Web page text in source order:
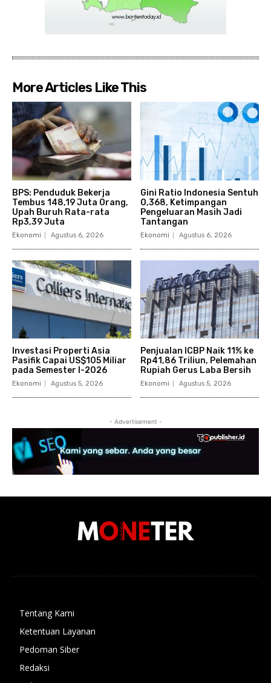
More Articles Like This
BPS: Penduduk Bekerja
Tembus 148,19 Juta Orang,
Upah Buruh Rata-rata
Rp3,39 Juta
Ekonomi Agustus 6, 2026
Gini Ratio Indonesia Sentuh
0,368, Ketimpangan
Pengeluaran Masih Jadi
Tantangan
Ekonomi Agustus 6, 2026
Investasi Properti Asia
Pasifik Capai US$105 Miliar
pada Semester I-2026
Ekonomi Agustus 5, 2026
Penjualan ICBP Naik 11% ke
Rp41,86 Triliun, Pelemahan
Rupiah Gerus Laba Bersih
Ekonomi Agustus 5, 2026
- Advertisement -
Tentang Kami
Ketentuan Layanan
Pedoman Siber
Redaksi